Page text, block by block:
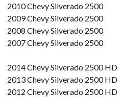
2010 Chevy Silverado 2500
2009 Chevy Silverado 2500
2008 Chevy Silverado 2500
2007 Chevy Silverado 2500
2014 Chevy Silverado 2500 HD
2013 Chevy Silverado 2500 HD
2012 Chevy Silverado 2500 HD